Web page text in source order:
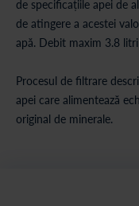
de specificațiile apei de
de atingere a acestei
apă. Debit maxim 3.8
Procesul de filtrare
apei care alimentează
original de minerale.